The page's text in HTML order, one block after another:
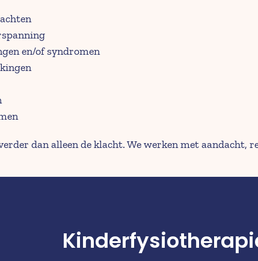
en/of syndromen
dan alleen de klacht. We werken met aandacht,